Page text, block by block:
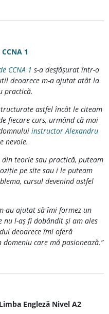
CCNA 1
CCNA 1 s-a desfășurat într-o
deoarece m-a ajutat atât la
practică.
astfel încât le citeam
fiecare curs, urmând că mai
instructor Alexandru
nevoie.
teorie sau practică, puteam
pe site sau i le puteam
cursul devenind astfel
au ajutat să îmi formez un
nu l-aș fi dobândit și am ales
deoarece îmi oferă
care mă pasionează.”
Engleză Nivel A2